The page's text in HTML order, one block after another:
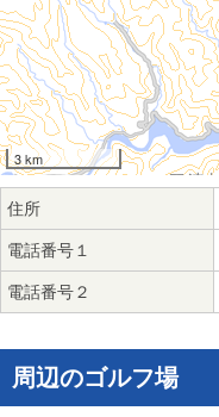
3 km
住所
電話番号１
電話番号２
周辺のゴルフ場